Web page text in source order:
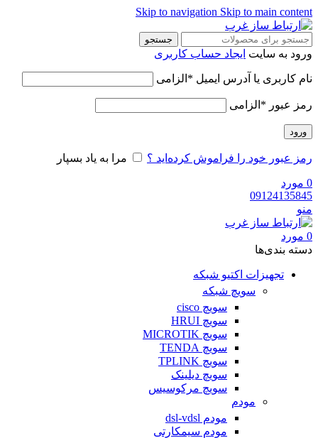
Skip to navigation Skip to main content
جستجو
ورود به سایت ایجاد حساب کاربری
نام کاربری یا آدرس ایمیل * الزامی
رمز عبور * الزامی
ورود
رمز عبور خود را فراموش کرده‌اید ؟ مرا به یاد بسپار
0 مورد
09124135845
منو
0 مورد
دسته‌ بندی‌ها
تجهیزات اکتیو شبکه
سویچ شبکه
سویچ cisco
سویچ HRUI
سویچ MICROTIK
سویچ TENDA
سویچ TPLINK
سویچ دیلینک
سویچ مرکوسیس
مودم
مودم dsl-vdsl
مودم سیمکارتی